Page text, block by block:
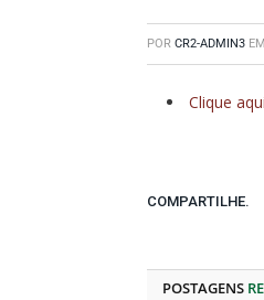
POR CR2-ADMIN3 EM
Clique
COMPARTILHE.
POSTAGENS